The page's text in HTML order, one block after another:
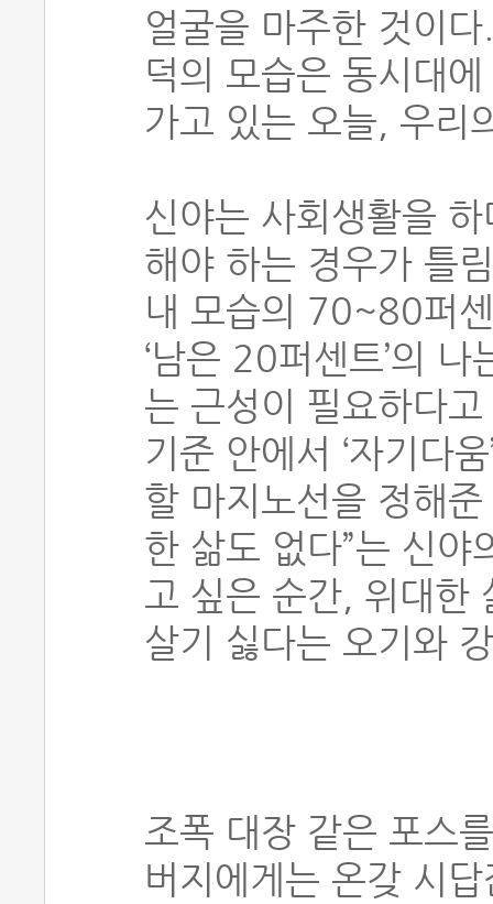
얼굴을 마주한 것이다
덕의 모습은 동시대
가고 있는 오늘, 우리
신야는 사회생활을
해야 하는 경우가 틀
내 모습의 70~80퍼
‘남은 20퍼센트’의
는 근성이 필요하다
기준 안에서 ‘자기다
할 마지노선을 정해
한 삶도 없다”는 신야
고 싶은 순간, 위대한
살기 싫다는 오기와
조폭 대장 같은 포스
버지에게는 온갖 시